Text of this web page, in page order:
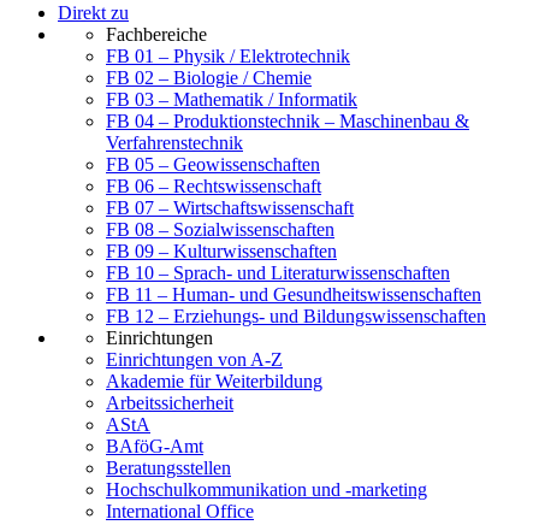
Direkt zu
Fachbereiche
FB 01 – Physik / Elektrotechnik
FB 02 – Biologie / Chemie
FB 03 – Mathematik / Informatik
FB 04 – Produktionstechnik – Maschinenbau &
Verfahrenstechnik
FB 05 – Geowissenschaften
FB 06 – Rechtswissenschaft
FB 07 – Wirtschaftswissenschaft
FB 08 – Sozialwissenschaften
FB 09 – Kulturwissenschaften
FB 10 – Sprach- und Literaturwissenschaften
FB 11 – Human- und Gesundheitswissenschaften
FB 12 – Erziehungs- und Bildungswissenschaften
Einrichtungen
Einrichtungen von A-Z
Akademie für Weiterbildung
Arbeitssicherheit
AStA
BAföG-Amt
Beratungsstellen
Hochschulkommunikation und -marketing
International Office